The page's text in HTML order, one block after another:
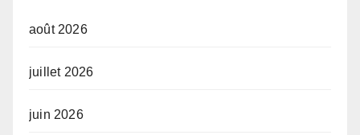
août 2026
juillet 2026
juin 2026